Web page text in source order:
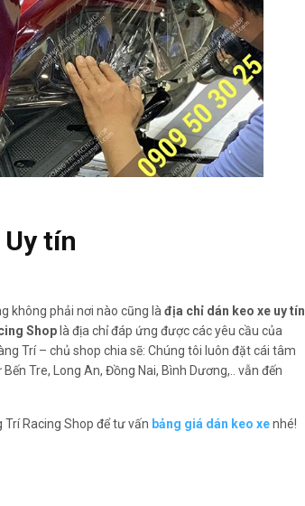
tín
không phải nơi nào cũng làđịa chỉ dán keo xe uy tín
Shop là địa chỉ đáp ứng được các yêu cầu của
Trí – chủ shop chia sẽ: Chúng tôi luôn đặt cái tâm
Tre, Long An, Đồng Nai, Bình Dương,.. vẫn đến
Racing Shop để tư vấn bảng giá dán keo xenhé!